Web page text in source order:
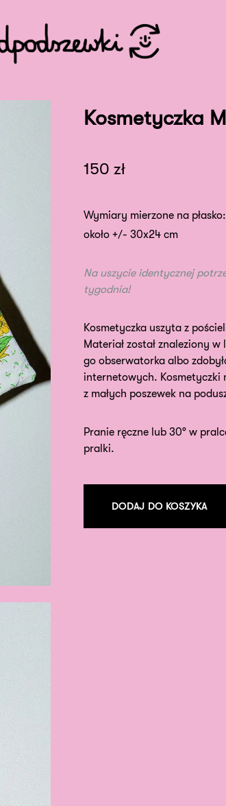
Kosmetyczka
150 zł
Wymiary mierzone na płasko:
około +/- 30x24 cm
Na uszycie identycznej
tygodnia!
Kosmetyczka uszyta z
Materiał został znaleziony w
go obserwatorka albo
internetowych. Kosmetyczki
z małych poszewek na
Pranie ręczne lub 30° w
pralki.
DODAJ DO KOSZYKA